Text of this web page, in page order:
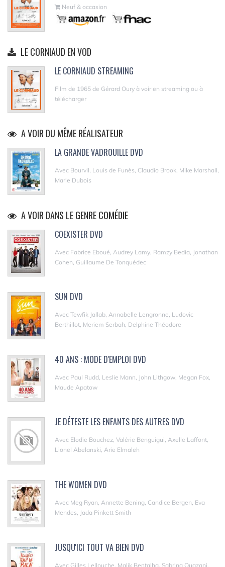
Neuf & occasion
LE CORNIAUD EN VOD
LE CORNIAUD STREAMING
Film de 1965 de Gérard Oury à voir en streaming ou à
télécharger
A VOIR DU MÊME RÉALISATEUR
LA GRANDE VADROUILLE DVD
Avec Bourvil, Louis de Funès, Claudio Brook, Mike Marshall,
Marie Dubois
A VOIR DANS LE GENRE COMÉDIE
COEXISTER DVD
Avec Fabrice Eboué, Audrey Lamy, Ramzy Bedia, Jonathan
Cohen, Guillaume De Tonquédec
SUN DVD
Avec Tewfik Jallab, Annabelle Lengronne, Ludovic
Berthillot, Meriem Serbah, Delphine Théodore
40 ANS : MODE D'EMPLOI DVD
Avec Paul Rudd, Leslie Mann, John Lithgow, Megan Fox,
Maude Apatow
JE DÉTESTE LES ENFANTS DES AUTRES DVD
Avec Elodie Bouchez, Valérie Benguigui, Axelle Laffont,
Lionel Abelanski, Arie Elmaleh
THE WOMEN DVD
Avec Meg Ryan, Annette Bening, Candice Bergen, Eva
Mendes, Jada Pinkett Smith
JUSQU'ICI TOUT VA BIEN DVD
Avec Gilles Lellouche, Malik Bentalha, Sabrina Ouazani,